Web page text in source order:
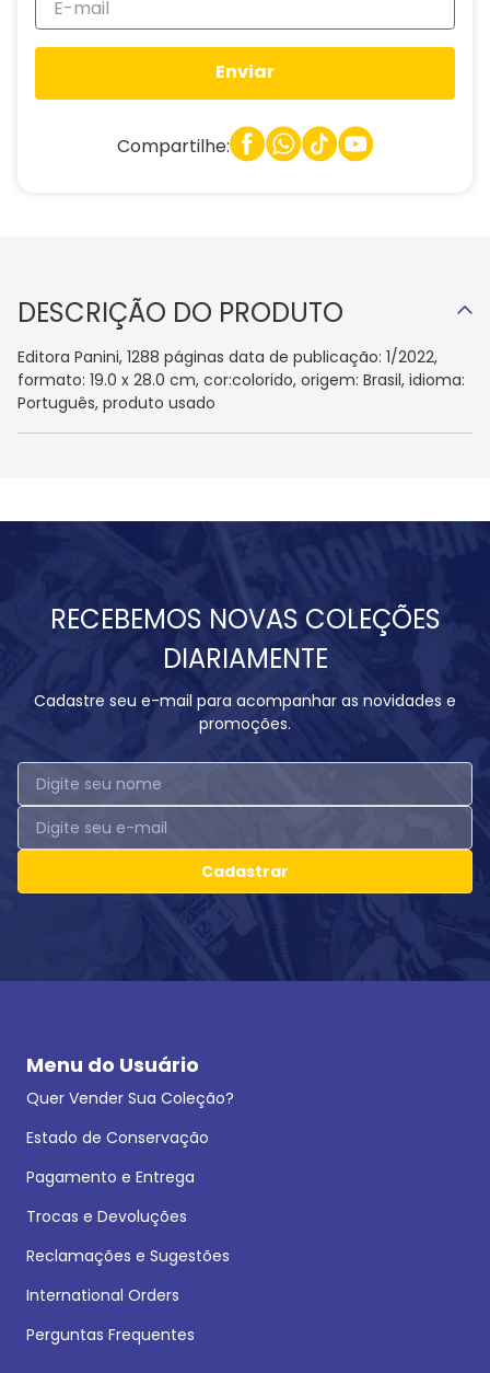
Enviar
Compartilhe:
DESCRIÇÃO DO PRODUTO
Editora Panini, 1288 páginas data de publicação: 1/2022,
formato: 19.0 x 28.0 cm, cor:colorido, origem: Brasil, idioma:
Português, produto usado
RECEBEMOS NOVAS COLEÇÕES
DIARIAMENTE
Cadastre seu e-mail para acompanhar as novidades e
promoções.
Cadastrar
Menu do Usuário
Quer Vender Sua Coleção?
Estado de Conservação
Pagamento e Entrega
Trocas e Devoluções
Reclamações e Sugestões
International Orders
Perguntas Frequentes